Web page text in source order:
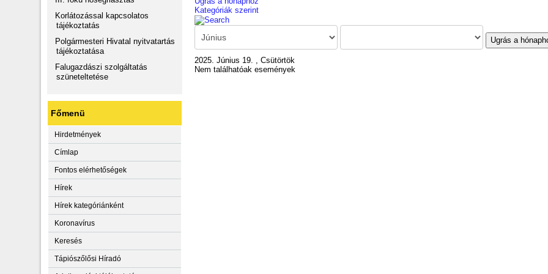
Korlátozással kapcsolatos
tájékoztatás
Polgármesteri Hivatal nyitvatartás
tájékoztatása
Falugazdászi szolgáltatás
szüneteltetése
Főmenü
Hirdetmények
Címlap
Fontos elérhetőségek
Hírek
Hírek kategóriánként
Koronavírus
Keresés
Tápiószőlősi Híradó
Kategóriák szerint
Ugrás a
2025. Június 19. , Csütörtök
Nem találhatóak események